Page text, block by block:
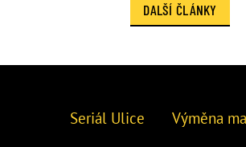
DALŠÍ ČLÁNKY
Seriál Ulice Výměna